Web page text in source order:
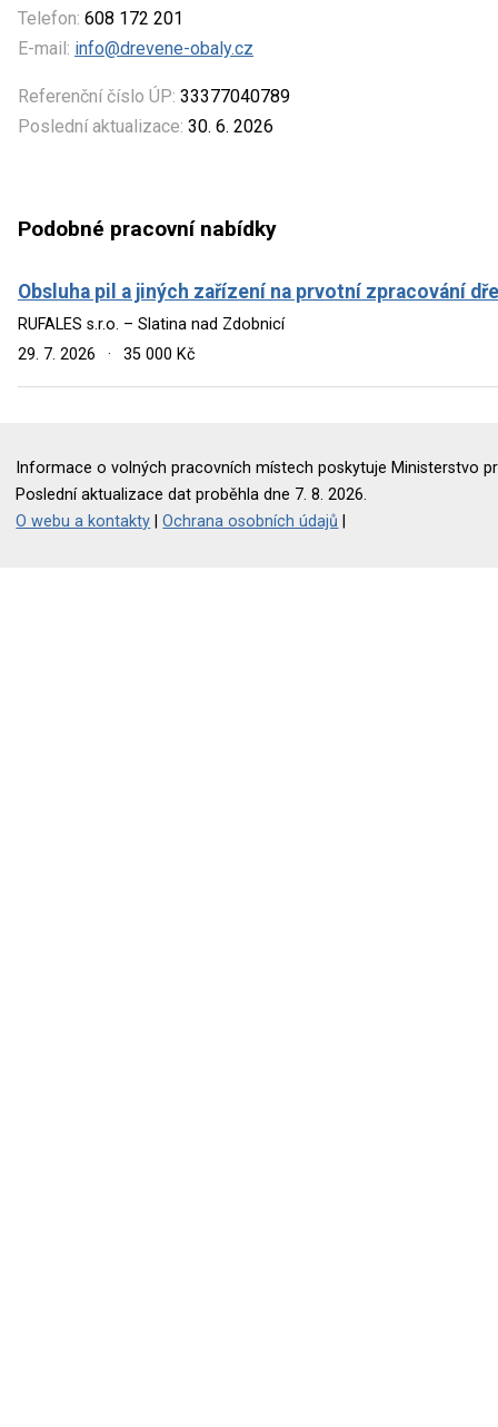
Telefon: 608 172 201
E-mail: info@drevene-obaly.cz
Referenční číslo ÚP: 33377040789
Poslední aktualizace: 30. 6. 2026
Podobné pracovní nabídky
Obsluha pil a jiných zařízení na prvotní zpracování
RUFALES s.r.o. – Slatina nad Zdobnicí
29. 7. 2026
· 35 000 Kč
Informace o volných pracovních místech poskytuje Ministerstvo
Poslední aktualizace dat proběhla dne 7. 8. 2026.
O webu a kontakty |Ochrana osobních údajů